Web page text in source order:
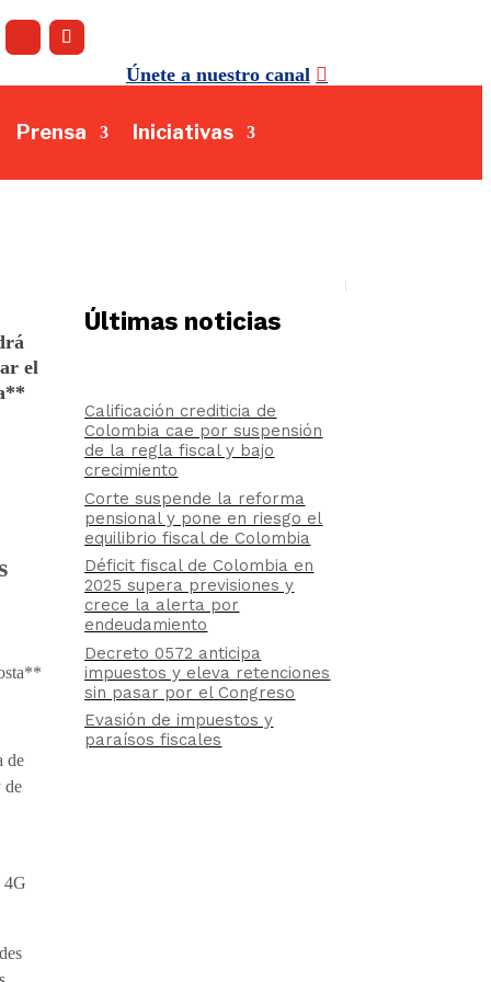
Únete a nuestro canal
Prensa Iniciativas
el
de
de
4G
Últimas noticias
Calificación crediticia de
Colombia cae por suspensión
de la regla fiscal y bajo
crecimiento
Corte suspende la reforma
pensional y pone en riesgo el
equilibrio fiscal de Colombia
Déficit fiscal de Colombia en
2025 supera previsiones y
crece la alerta por
endeudamiento
Decreto 0572 anticipa
impuestos y eleva retenciones
sin pasar por el Congreso
Evasión de impuestos y
paraísos fiscales